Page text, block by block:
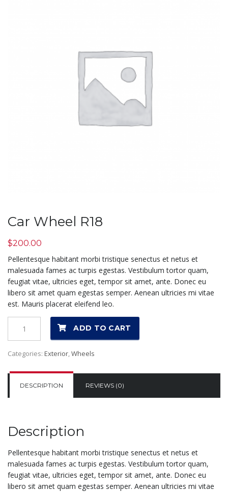
Car Wheel R18
$200.00
Pellentesque habitant morbi tristique senectus et netus et
malesuada fames ac turpis egestas. Vestibulum tortor quam,
feugiat vitae, ultricies eget, tempor sit amet, ante. Donec eu
libero sit amet quam egestas semper. Aenean ultricies mi vitae
est. Mauris placerat eleifend leo.
ADD TO CART
Categories: Exterior,Wheels
DESCRIPTION REVIEWS (0)
Description
Pellentesque habitant morbi tristique senectus et netus et
malesuada fames ac turpis egestas. Vestibulum tortor quam,
feugiat vitae, ultricies eget, tempor sit amet, ante. Donec eu
libero sit amet quam egestas semper. Aenean ultricies mi vitae